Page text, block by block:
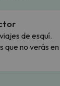
de esquí.
que no verás en